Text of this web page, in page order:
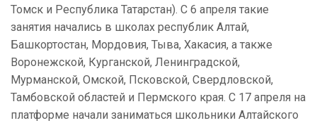
Томск и Республика Татарстан). С 6 апреля такие
занятия начались в школах республик Алтай,
Башкортостан, Мордовия, Тыва, Хакасия, а также
Воронежской, Курганской, Ленинградской,
Мурманской, Омской, Псковской, Свердловской,
Тамбовской областей и Пермского края. С 17 апреля на
платформе начали заниматься школьники Алтайского